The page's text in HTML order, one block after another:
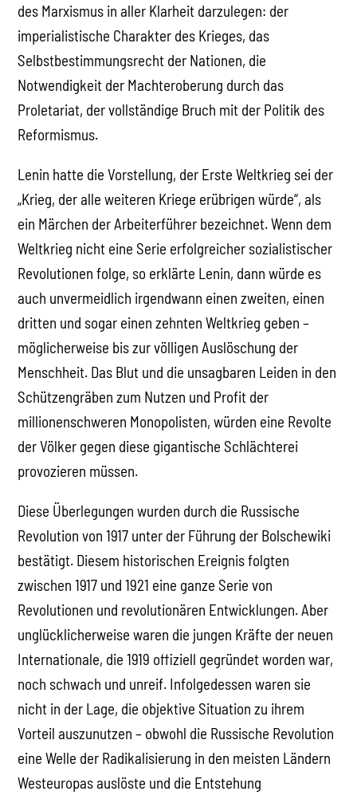
des Marxismus in aller Klarheit darzulegen: der
imperialistische Charakter des Krieges, das
Selbstbestimmungsrecht der Nationen, die
Notwendigkeit der Machteroberung durch das
Proletariat, der vollständige Bruch mit der Politik des
Reformismus.
Lenin hatte die Vorstellung, der Erste Weltkrieg sei der
„Krieg, der alle weiteren Kriege erübrigen würde“, als
ein Märchen der Arbeiterführer bezeichnet. Wenn dem
Weltkrieg nicht eine Serie erfolgreicher sozialistischer
Revolutionen folge, so erklärte Lenin, dann würde es
auch unvermeidlich irgendwann einen zweiten, einen
dritten und sogar einen zehnten Weltkrieg geben –
möglicherweise bis zur völligen Auslöschung der
Menschheit. Das Blut und die unsagbaren Leiden in den
Schützengräben zum Nutzen und Profit der
millionenschweren Monopolisten, würden eine Revolte
der Völker gegen diese gigantische Schlächterei
provozieren müssen.
Diese Überlegungen wurden durch die Russische
Revolution von 1917 unter der Führung der Bolschewiki
bestätigt. Diesem historischen Ereignis folgten
zwischen 1917 und 1921 eine ganze Serie von
Revolutionen und revolutionären Entwicklungen. Aber
unglücklicherweise waren die jungen Kräfte der neuen
Internationale, die 1919 offiziell gegründet worden war,
noch schwach und unreif. Infolgedessen waren sie
nicht in der Lage, die objektive Situation zu ihrem
Vorteil auszunutzen – obwohl die Russische Revolution
eine Welle der Radikalisierung in den meisten Ländern
Westeuropas auslöste und die Entstehung